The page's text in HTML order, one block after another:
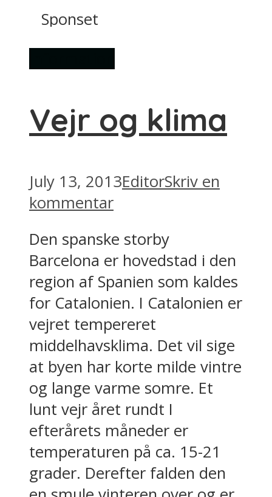
Sponset
Vejr og klima
July 13, 2013EditorSkriv en
kommentar
Den spanske storby
Barcelona er hovedstad i den
region af Spanien som kaldes
for Catalonien. I Catalonien er
vejret tempereret
middelhavsklima. Det vil sige
at byen har korte milde vintre
og lange varme somre. Et
lunt vejr året rundt I
efterårets måneder er
temperaturen på ca. 15-21
grader. Derefter falden den